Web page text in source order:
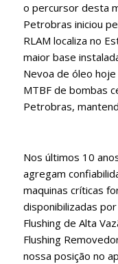
o percursor desta
Petrobras iniciou
RLAM localiza no
maior base
Nevoa de óleo
MTBF de bombas
Petrobras,
Nos últimos 10
agregam
maquinas críticas
disponibilizadas
Flushing de Alta
Flushing
nossa posição no